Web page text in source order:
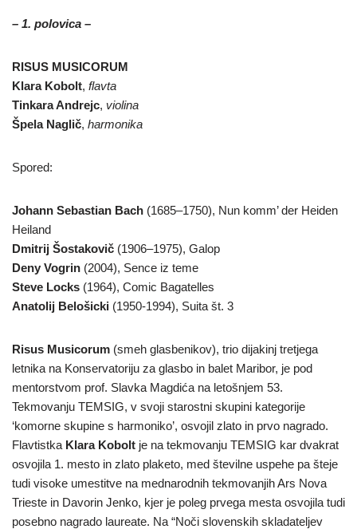
– 1. polovica –
RISUS MUSICORUM
Klara Kobolt, flavta
Tinkara Andrejc, violina
Špela Naglič, harmonika
Spored:
Johann Sebastian Bach (1685–1750), Nun komm’ der Heiden
Heiland
Dmitrij Šostakovič (1906–1975), Galop
Deny Vogrin (2004), Sence iz teme
Steve Locks (1964), Comic Bagatelles
Anatolij Belošicki (1950-1994), Suita št. 3
Risus Musicorum (smeh glasbenikov), trio dijakinj tretjega
letnika na Konservatoriju za glasbo in balet Maribor, je pod
mentorstvom prof. Slavka Magdića na letošnjem 53.
Tekmovanju TEMSIG, v svoji starostni skupini kategorije
‘komorne skupine s harmoniko’, osvojil zlato in prvo nagrado.
Flavtistka Klara Kobolt je na tekmovanju TEMSIG kar dvakrat
osvojila 1. mesto in zlato plaketo, med številne uspehe pa šteje
tudi visoke umestitve na mednarodnih tekmovanjih Ars Nova
Trieste in Davorin Jenko, kjer je poleg prvega mesta osvojila tudi
posebno nagrado laureate. Na “Noči slovenskih skladateljev